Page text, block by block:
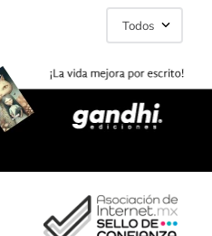
Todos